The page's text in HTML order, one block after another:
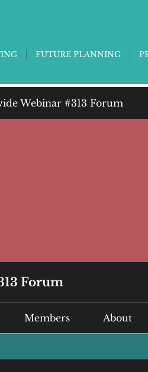
FUTURE PLANNING
Webinar #313 Forum
Forum
Members About